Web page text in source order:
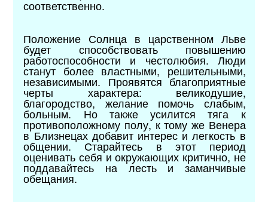
соответственно.
Положение Солнца в царственном Льве
будет способствовать повышению
работоспособности и честолюбия. Люди
станут более властными, решительными,
независимыми. Проявятся благоприятные
черты характера: великодушие,
благородство, желание помочь слабым,
больным. Но также усилится тяга к
противоположному полу, к тому же Венера
в Близнецах добавит интерес и легкость в
общении. Старайтесь в этот период
оценивать себя и окружающих критично, не
поддавайтесь на лесть и заманчивые
обещания.